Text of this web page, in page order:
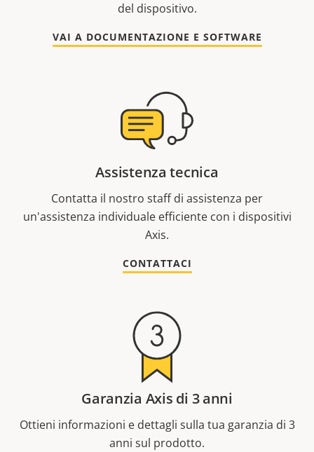
del dispositivo.
VAI A DOCUMENTAZIONE E SOFTWARE
Assistenza tecnica
Contatta il nostro staff di assistenza per
un'assistenza individuale efficiente con i dispositivi
Axis.
CONTATTACI
Garanzia Axis di 3 anni
Ottieni informazioni e dettagli sulla tua garanzia di 3
anni sul prodotto.